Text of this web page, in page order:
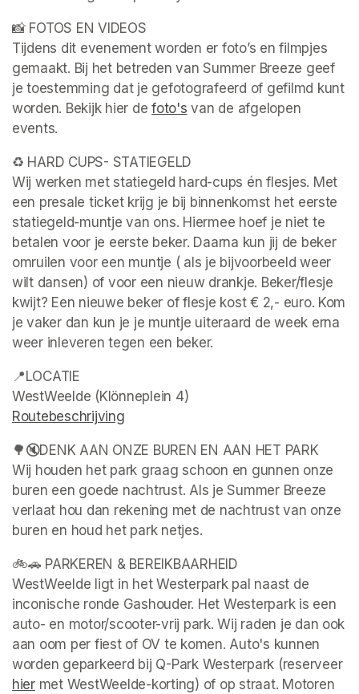
📸 FOTOS EN VIDEOS
Tijdens dit evenement worden er foto’s en filmpjes
gemaakt. Bij het betreden van Summer Breeze geef
je toestemming dat je gefotografeerd of gefilmd kunt
worden. Bekijk hier de foto's (opens in a new tab)
van de afgelopen
events.
♻️ HARD CUPS- STATIEGELD
Wij werken met statiegeld hard-cups én flesjes. Met
een presale ticket krijg je bij binnenkomst het eerste
statiegeld-muntje van ons. Hiermee hoef je niet te
betalen voor je eerste beker. Daarna kun jij de beker
omruilen voor een muntje ( als je bijvoorbeeld weer
wilt dansen) of voor een nieuw drankje. Beker/flesje
kwijt? Een nieuwe beker of flesje kost € 2,- euro. Kom
je vaker dan kun je je muntje uiteraard de week erna
weer inleveren tegen een beker.
📍LOCATIE
Routebeschrijving
🌳🔇DENK AAN ONZE BUREN EN AAN HET PARK
Wij houden het park graag schoon en gunnen onze
buren een goede nachtrust. Als je Summer Breeze
verlaat hou dan rekening met de nachtrust van onze
buren en houd het park netjes.
🚲🚗 PARKEREN & BEREIKBAARHEID
WestWeelde ligt in het Westerpark pal naast de
inconische ronde Gashouder. Het Westerpark is een
auto- en motor/scooter-vrij park. Wij raden je dan ook
aan oom per fiest of OV te komen. Auto's kunnen
worden geparkeerd bij Q-Park Westerpark (reserveer
hier(opens in a new tab)
met WestWeelde-korting) of op straat. Motoren